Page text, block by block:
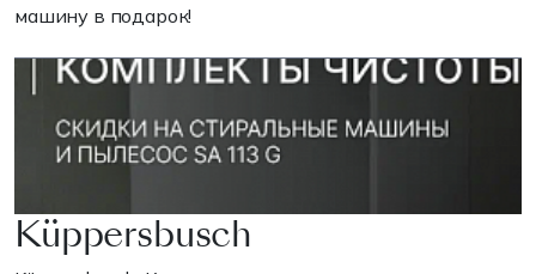
машину в подарок!
Küppersbusch